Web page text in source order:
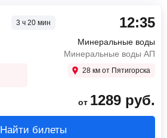
3 ч 20 мин 12:35
Минеральные воды
Минеральные воды АП
28 км от Пятигорска
от 1289 руб.
Найти билеты